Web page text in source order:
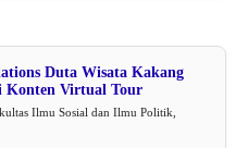
Duta Wisata Kakang
Konten Virtual Tour
Ilmu Sosial dan Ilmu Politik,